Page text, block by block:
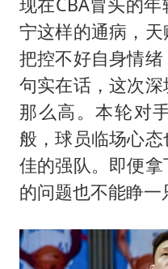
现在CBA冒头的
宁这样的通病，
把控不好自身情
句实在话，这次
那么高。本轮对
般，球员临场心
佳的强队。即便
的问题也不能睁一